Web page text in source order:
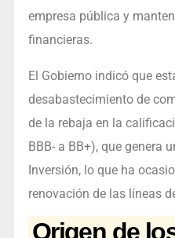
empresa pública y
financieras.
El Gobierno indicó que
desabastecimiento de
de la rebaja en la
BBB- a BB+), que genera
Inversión, lo que ha
renovación de las líneas
Origen de